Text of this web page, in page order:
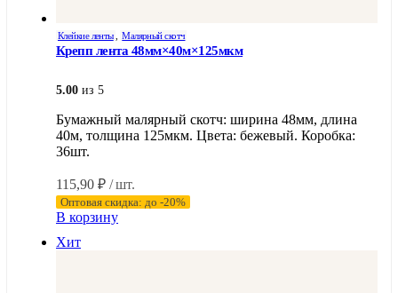
Клейкие ленты, Малярный скотч
Крепп лента 48мм×40м×125мкм
5.00 из 5
Бумажный малярный скотч: ширина 48мм, длина
40м, толщина 125мкм. Цвета: бежевый. Коробка:
36шт.
115,90 ₽ / шт.
Оптовая скидка: до -20%
В корзину
Хит